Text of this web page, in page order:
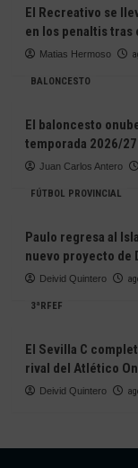
El Recreativo se
en los penaltis tras
Matias Hermoso
BALONCESTO
El baloncesto
temporada 2026/27
Juan Carlos Antero
FÚTBOL PROVINCIAL
Paulo regresa al
nuevo proyecto de
Deivid Quintero
3ªRFEF
El Sevilla C
rival del Atlético
Deivid Quintero